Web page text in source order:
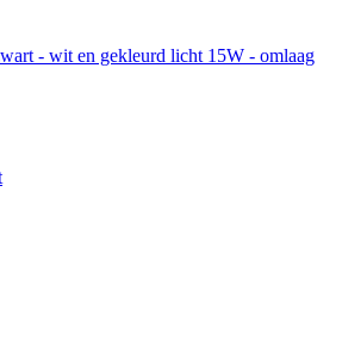
- wit en gekleurd licht 15W - omlaag